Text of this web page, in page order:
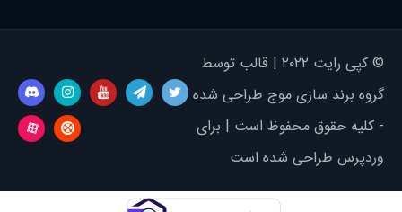
© کپی رایت ۲۰۲۲ | قالب توسط
گروه برند سازی موج طراحی شده
- کلیه حقوق محفوظ است | برای
وردپرس طراحی شده است